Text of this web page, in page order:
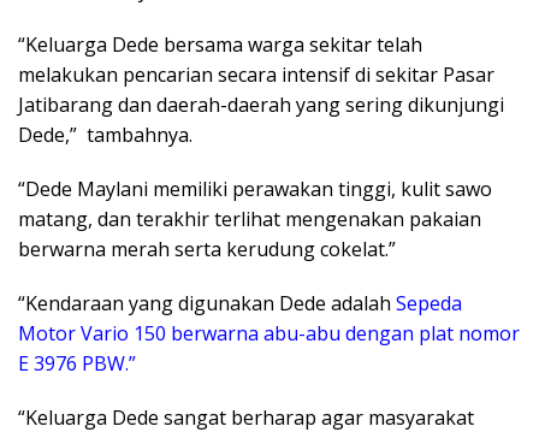
“Keluarga Dede bersama warga sekitar telah
melakukan pencarian secara intensif di sekitar Pasar
Jatibarang dan daerah-daerah yang sering dikunjungi
Dede,” tambahnya.
“Dede Maylani memiliki perawakan tinggi, kulit sawo
matang, dan terakhir terlihat mengenakan pakaian
berwarna merah serta kerudung cokelat.”
“Kendaraan yang digunakan Dede adalah Sepeda
Motor Vario 150 berwarna abu-abu dengan plat nomor
E 3976 PBW.”
“Keluarga Dede sangat berharap agar masyarakat